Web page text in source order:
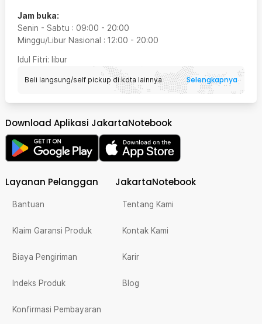
Jam buka:
Senin - Sabtu : 09:00 - 20:00
Minggu/Libur Nasional : 12:00 - 20:00
Idul Fitri: libur
Beli langsung/self pickup di kota lainnya Selengkapnya
Download Aplikasi JakartaNotebook
Layanan Pelanggan
Bantuan
Klaim Garansi Produk
Biaya Pengiriman
Indeks Produk
Konfirmasi Pembayaran
JakartaNotebook
Tentang Kami
Kontak Kami
Karir
Blog